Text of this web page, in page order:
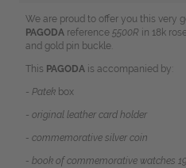
We are proud to offer you this very
PAGODA reference 5500R in 18k
and gold pin buckle.
This PAGODAis accompanied by:
- Patekbox
- original leather card holder
- commemorative silver coin
- book of commemorative watches